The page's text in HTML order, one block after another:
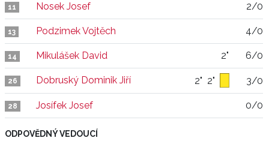
11 Nosek Josef 2/0
13 Podzimek Vojtěch 4/0
14 Mikulášek David 2" 6/0
26 Dobruský Dominik Jiří 2" 2" 3/0
28 Josífek Josef 0/0
ODPOVĚDNÝ VEDOUCÍ